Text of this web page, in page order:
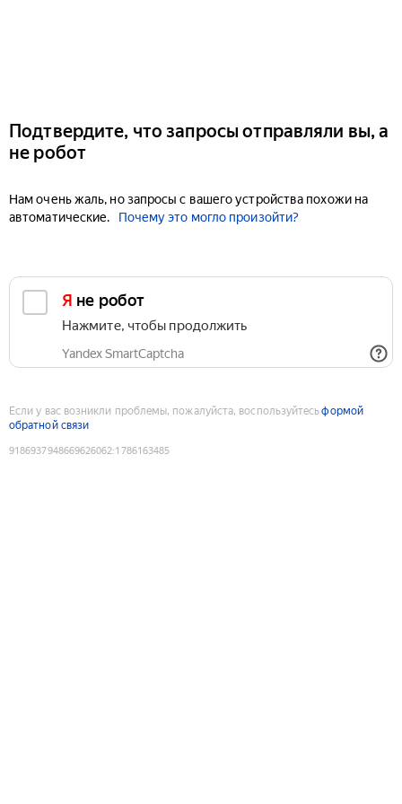
Подтвердите, что запросы отправляли вы, а
не робот
Нам очень жаль, но запросы с вашего устройства похожи на
автоматические.
Почему это могло произойти?
Я не робот
Нажмите, чтобы продолжить
Yandex SmartCaptcha
Если у вас возникли проблемы, пожалуйста, воспользуйтесьформой
обратной связи
9186937948669626062:1786163485